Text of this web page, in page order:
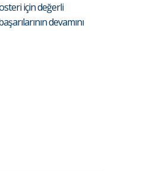
için değerli
devamını